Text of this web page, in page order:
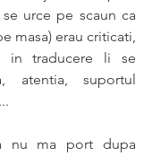
urce pe scaun ca
masa) erau criticati,
in traducere li se
atentia, suportul
nu ma port dupa